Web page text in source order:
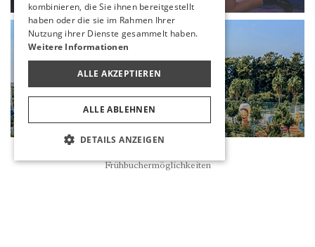
OKTOBERFEST
Frühbuchermöglichkeiten
kombinieren, die Sie ihnen bereitgestellt
haben oder die sie im Rahmen Ihrer
Nutzung ihrer Dienste gesammelt haben.
Weitere Informationen
ALLE AKZEPTIEREN
ALLE ABLEHNEN
DETAILS ANZEIGEN